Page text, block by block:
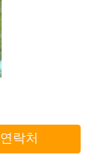
연락처